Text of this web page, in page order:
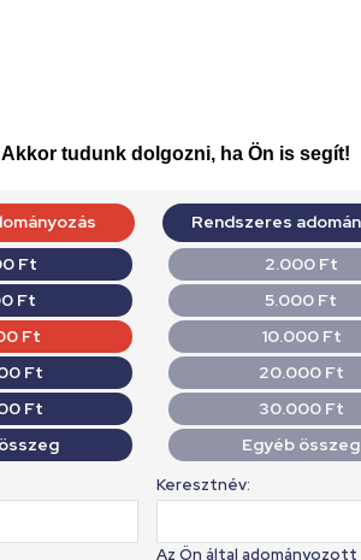
Akkor tudunk dolgozni, ha Ön is segít!